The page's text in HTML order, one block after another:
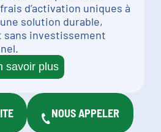
d’activation uniques à
solution durable,
sans investissement
savoir plus
NOUS APPELER